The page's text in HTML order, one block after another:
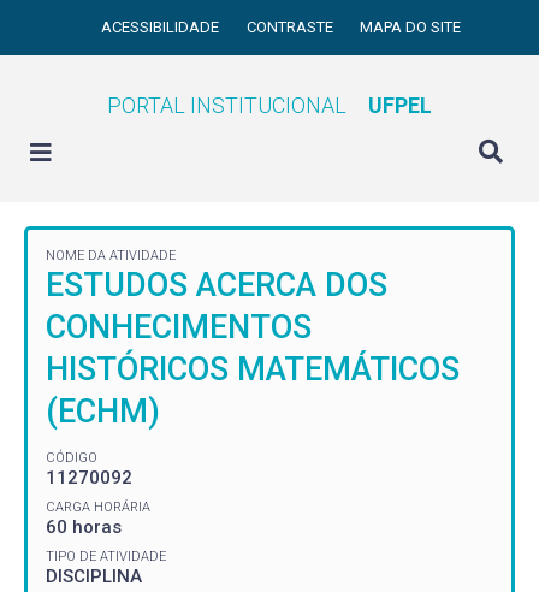
ACESSIBILIDADE CONTRASTE MAPA DO SITE
PORTAL INSTITUCIONAL UFPEL
NOME DA ATIVIDADE
ESTUDOS ACERCA DOS
CONHECIMENTOS
HISTÓRICOS MATEMÁTICOS
(ECHM)
CÓDIGO
11270092
CARGA HORÁRIA
60 horas
TIPO DE ATIVIDADE
DISCIPLINA